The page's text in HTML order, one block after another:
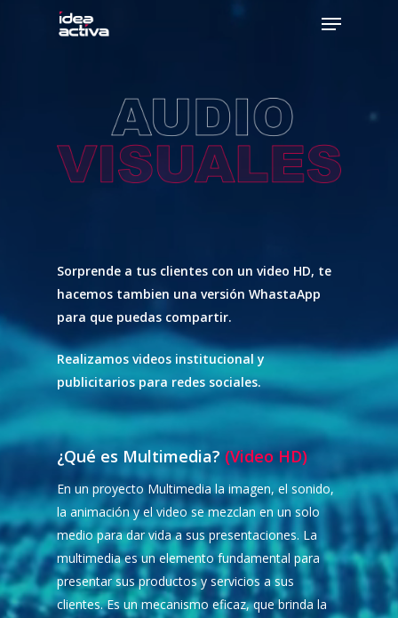
Menu
Sorprende a tus clientes con un video HD, te
hacemos tambien una versión WhastaApp
para que puedas compartir.
Realizamos videos institucional y
publicitarios para redes sociales.
¿Qué es Multimedia? (Video HD)
En un proyecto Multimedia la imagen, el sonido,
la animación y el video se mezclan en un solo
medio para dar vida a sus presentaciones. La
multimedia es un elemento fundamental para
presentar sus productos y servicios a sus
clientes. Es un mecanismo eficaz, que brinda la